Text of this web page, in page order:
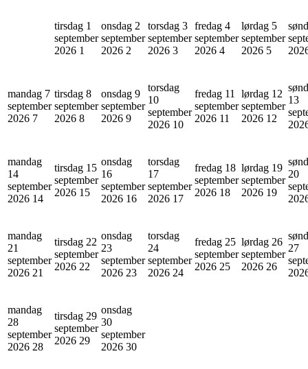
tirsdag 1
september
2026 1
onsdag 2
september
2026 2
torsdag 3
september
2026 3
fredag 4
september
2026 4
lørdag 5
september
2026 5
mandag 7
september
2026 7
tirsdag 8
september
2026 8
onsdag 9
september
2026 9
torsdag
10
september
2026 10
fredag 11
september
2026 11
lørdag 12
september
2026 12
13
mandag
14
september
2026 14
tirsdag 15
september
2026 15
onsdag
16
september
2026 16
torsdag
17
september
2026 17
fredag 18
september
2026 18
lørdag 19
september
2026 19
20
mandag
21
september
2026 21
tirsdag 22
september
2026 22
onsdag
23
september
2026 23
torsdag
24
september
2026 24
fredag 25
september
2026 25
lørdag 26
september
2026 26
27
mandag
28
september
2026 28
tirsdag 29
september
2026 29
onsdag
30
september
2026 30